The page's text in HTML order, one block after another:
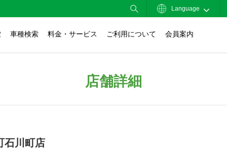
Language
車種検索 料金・サービス ご利用について 会員案内
店舗詳細
石川町店